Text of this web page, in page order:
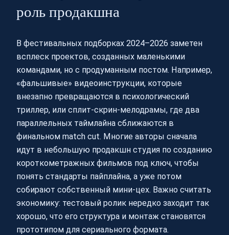
роль продакшна
В фестивальных подборках 2024–2026 заметен
всплеск проектов, созданных маленькими
командами, но с продуманным постом. Например,
«фальшивые» видеоинструкции, которые
внезапно превращаются в психологический
триллер, или сплит‑скрин‑мелодрамы, где два
параллельных таймлайна сближаются в
финальном match cut. Многие авторы сначала
идут в небольшую продакшн студия по созданию
короткометражных фильмов под ключ, чтобы
понять стандарты пайплайна, а уже потом
собирают собственный мини‑цех. Важно считать
экономику: тестовый ролик нередко заходит так
хорошо, что его структура и монтаж становятся
прототипом для сериального формата.